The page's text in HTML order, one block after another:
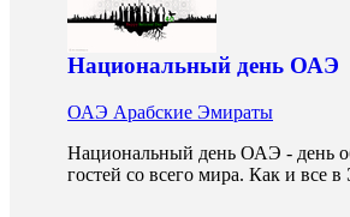
Национальный день ОАЭ
ОАЭ Арабские Эмираты
Национальный день ОАЭ - день
гостей со всего мира. Как и все в